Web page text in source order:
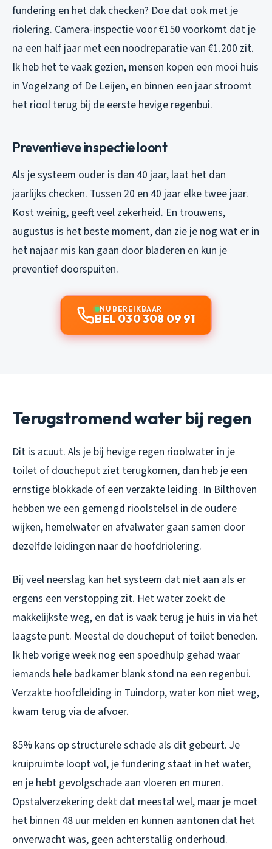
fundering en het dak checken? Doe dat ook met je
riolering. Camera-inspectie voor €150 voorkomt dat je
na een half jaar met een noodreparatie van €1.200 zit.
Ik heb het te vaak gezien, mensen kopen een mooi huis
in Vogelzang of De Leijen, en binnen een jaar stroomt
het riool terug bij de eerste hevige regenbui.
Preventieve inspectie loont
Als je systeem ouder is dan 40 jaar, laat het dan
jaarlijks checken. Tussen 20 en 40 jaar elke twee jaar.
Kost weinig, geeft veel zekerheid. En trouwens,
augustus is het beste moment, dan zie je nog wat er in
het najaar mis kan gaan door bladeren en kun je
preventief doorspuiten.
NU BEREIKBAAR
BEL 030 308 09 91
Terugstromend water bij regen
Dit is acuut. Als je bij hevige regen rioolwater in je
toilet of doucheput ziet terugkomen, dan heb je een
ernstige blokkade of een verzakte leiding. In Bilthoven
hebben we een gemengd rioolstelsel in de oudere
wijken, hemelwater en afvalwater gaan samen door
dezelfde leidingen naar de hoofdriolering.
Bij veel neerslag kan het systeem dat niet aan als er
ergens een verstopping zit. Het water zoekt de
makkelijkste weg, en dat is vaak terug je huis in via het
laagste punt. Meestal de doucheput of toilet beneden.
Ik heb vorige week nog een spoedhulp gehad waar
iemands hele badkamer blank stond na een regenbui.
Verzakte hoofdleiding in Tuindorp, water kon niet weg,
kwam terug via de afvoer.
85% kans op structurele schade als dit gebeurt. Je
kruipruimte loopt vol, je fundering staat in het water,
en je hebt gevolgschade aan vloeren en muren.
Opstalverzekering dekt dat meestal wel, maar je moet
het binnen 48 uur melden en kunnen aantonen dat het
onverwacht was, geen achterstallig onderhoud.